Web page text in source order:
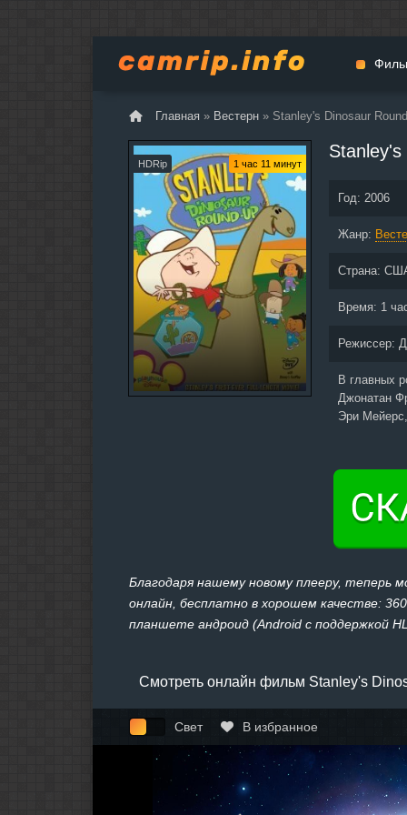
Главная » Вестерн » Stanley's Dinosaur
HDRip 1 час 11 минут
Год: 2006
Жанр:
Страна:
Время: 1
Режиссер:
В главных
Джонатан
Эри
Благодаря нашему новому плееру, теперь
онлайн, бесплатно в хорошем качестве:
планшете андроид (Android с поддержкой
Смотреть онлайн фильм Stanley's
Свет В избранное
Вестерн
Драма